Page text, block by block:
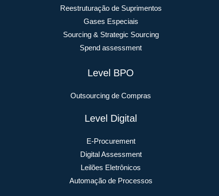
Reestruturação de Suprimentos
Gases Especiais
Sourcing & Strategic Sourcing
Spend assessment
Level BPO
Outsourcing de Compras
Level Digital
E-Procurement
Digital Assessment
Leilões Eletrônicos
Automação de Processos